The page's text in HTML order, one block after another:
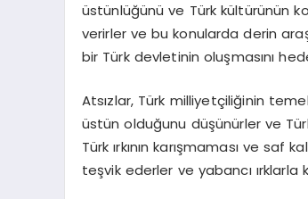
üstünlüğünü ve Türk kültürünün
verirler ve bu konularda derin
bir Türk devletinin oluşmasını
Atsızlar, Türk milliyetçiliğinin temel
üstün olduğunu düşünürler ve
Türk ırkının karışmaması ve saf
teşvik ederler ve yabancı ırklarla